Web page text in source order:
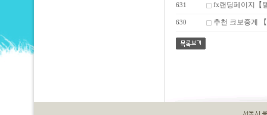
631 fx랜딩페이지【
630 추천 크보중계